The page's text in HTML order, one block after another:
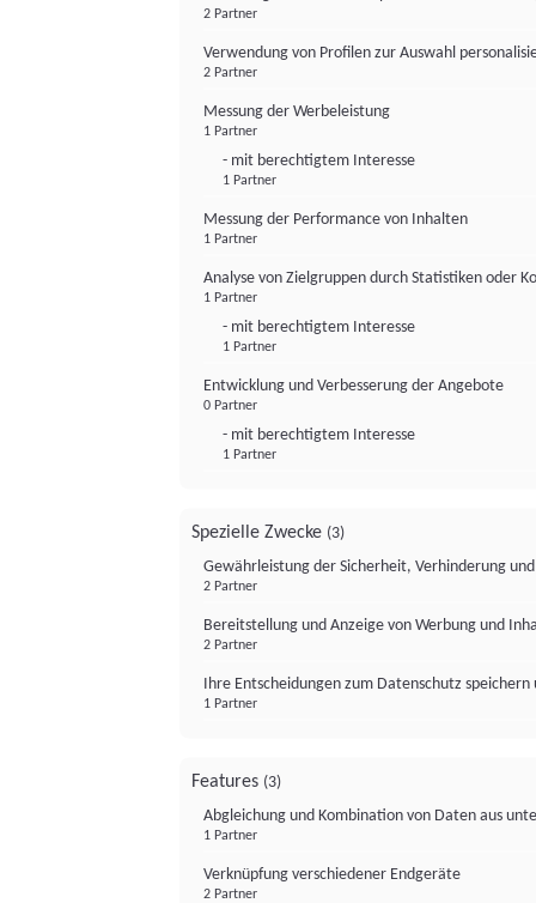
2 Partner
Verwendung von Profilen zur Auswahl
2 Partner
Messung der Werbeleistung
1 Partner
- mit berechtigtem Interesse
1 Partner
Messung der Performance von Inhalten
1 Partner
Analyse von Zielgruppen durch Statistiken oder
1 Partner
- mit berechtigtem Interesse
1 Partner
Entwicklung und Verbesserung der Angebote
0 Partner
- mit berechtigtem Interesse
1 Partner
Spezielle Zwecke (3)
Gewährleistung der Sicherheit, Verhinderung
2 Partner
Bereitstellung und Anzeige von Werbung und
2 Partner
Ihre Entscheidungen zum Datenschutz
1 Partner
Features (3)
Abgleichung und Kombination von Daten aus
1 Partner
Verknüpfung verschiedener Endgeräte
2 Partner